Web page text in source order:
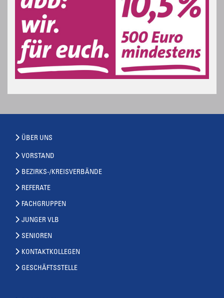
ÜBER UNS
VORSTAND
BEZIRKS-/KREISVERBÄNDE
REFERATE
FACHGRUPPEN
JUNGER VLB
SENIOREN
KONTAKTKOLLEGEN
GESCHÄFTSSTELLE